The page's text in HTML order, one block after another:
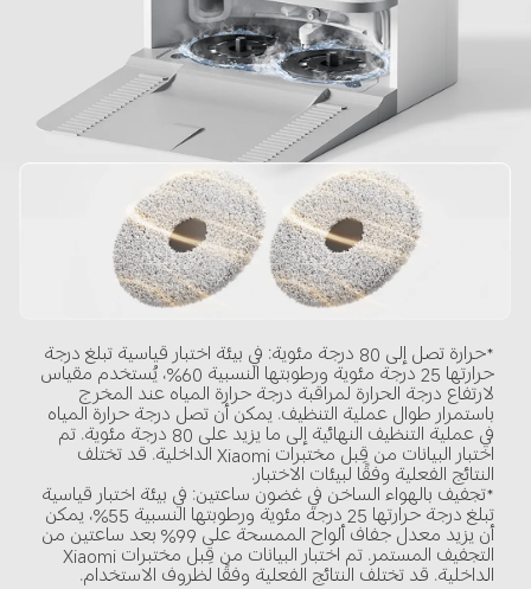
*حرارة تصل إلى 80 درجة مئوية: في بيئة اختبار قياسية تبلغ درجة
حرارتها 25 درجة مئوية ورطوبتها النسبية 60%، يُستخدم مقياس
لارتفاع درجة الحرارة لمراقبة درجة حرارة المياه عند المخرج
باستمرار طوال عملية التنظيف. يمكن أن تصل درجة حرارة المياه
في عملية التنظيف النهائية إلى ما يزيد على 80 درجة مئوية. تم
اختبار البيانات من قِبل مختبرات Xiaomi الداخلية. قد تختلف
النتائج الفعلية وفقًا لبيئات الاختبار.
*تجفيف بالهواء الساخن في غضون ساعتين: في بيئة اختبار قياسية
تبلغ درجة حرارتها 25 درجة مئوية ورطوبتها النسبية 55%، يمكن
أن يزيد معدل جفاف ألواح الممسحة على 99% بعد ساعتين من
التجفيف المستمر. تم اختبار البيانات من قِبل مختبرات Xiaomi
الداخلية. قد تختلف النتائج الفعلية وفقًا لظروف الاستخدام.